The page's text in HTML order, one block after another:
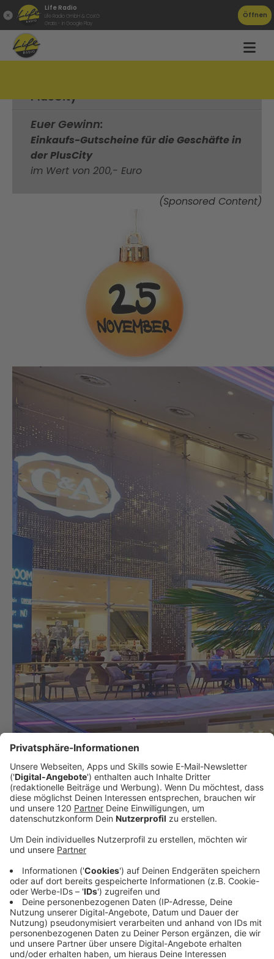
Life Radio
Life Radio GmbH & Co.KG
Gratis - in Google Play
Öffnen
PlusCity
Euer Gewinn:
Einkaufs-Gutscheine für die Geschäfte in
der PlusCity
im Wert von 200,- Euro
(Sponsored Content)